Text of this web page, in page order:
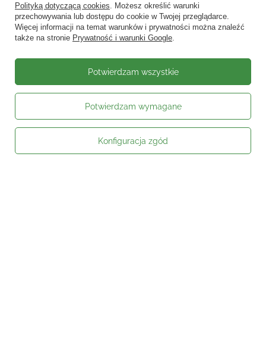
Moje zamówienie
Polityką dotyczącą cookies. Możesz określić warunki
przechowywania lub dostępu do cookie w Twojej przeglądarce.
Więcej informacji na temat warunków i prywatności można znaleźć
także na stronie Prywatność i warunki Google.
Potwierdzam wymagane
Konfiguracja zgód
Potwierdzam wszystkie